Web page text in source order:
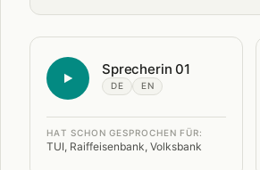
Sprecherin 01
DE EN
HAT SCHON GESPROCHEN FÜR:
TUI, Raiffeisenbank, Volksbank